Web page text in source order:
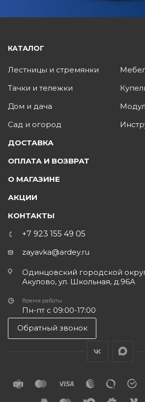
КАТАЛОГ
Лестницы и стремянки
Тачки и тележки
Дом и дача
Сад и огород
ДОСТАВКА
ОПЛАТА И ВОЗВРАТ
О МАГАЗИНЕ
АКЦИИ
КОНТАКТЫ
+7 923 155 49 05
zayavka@ardey.ru
Одинцовский городской
Акулово, ул. Школьная, д.96А
Время работы
Пн-пт с 09:00-17:00
Обратный звонок